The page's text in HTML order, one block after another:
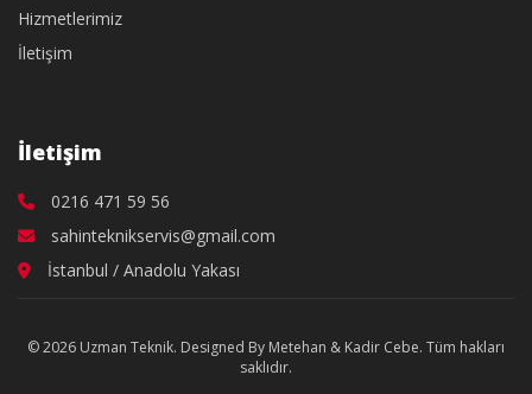
Hizmetlerimiz
İletişim
İletişim
0216 471 59 56
sahinteknikservis@gmail.com
İstanbul / Anadolu Yakası
© 2026 Uzman Teknik. Designed By Metehan & Kadir Cebe. Tüm hakları
saklıdır.